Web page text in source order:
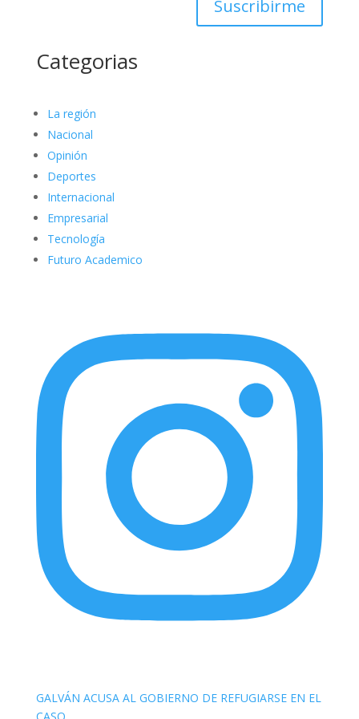
Suscribirme
Categorias
La región
Nacional
Opinión
Deportes
Internacional
Empresarial
Tecnología
Futuro Academico
GALVÁN ACUSA AL GOBIERNO DE REFUGIARSE EN EL